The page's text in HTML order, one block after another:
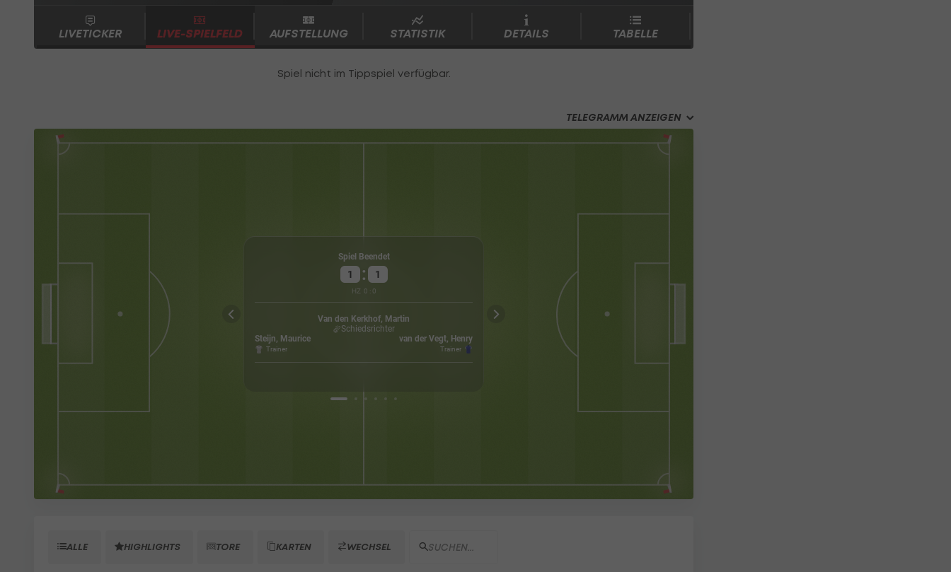
LIVETICKER LIVE-SPIELFELD AUFSTELLUNG STATISTIK DETAILS TABELLE
TELEGRAMM ANZEIGEN
Spiel Beendet
1 : 1
HZ 0 0
Van den Kerkhof, Martin
Schiedsrichter
Steijn, Maurice
Trainer
van der Vegt, Henry
Trainer
Gut
Wetter
Rotterdam
Kapazität
Spielorten
ALLE HIGHLIGHTS TORE KARTEN WECHSEL